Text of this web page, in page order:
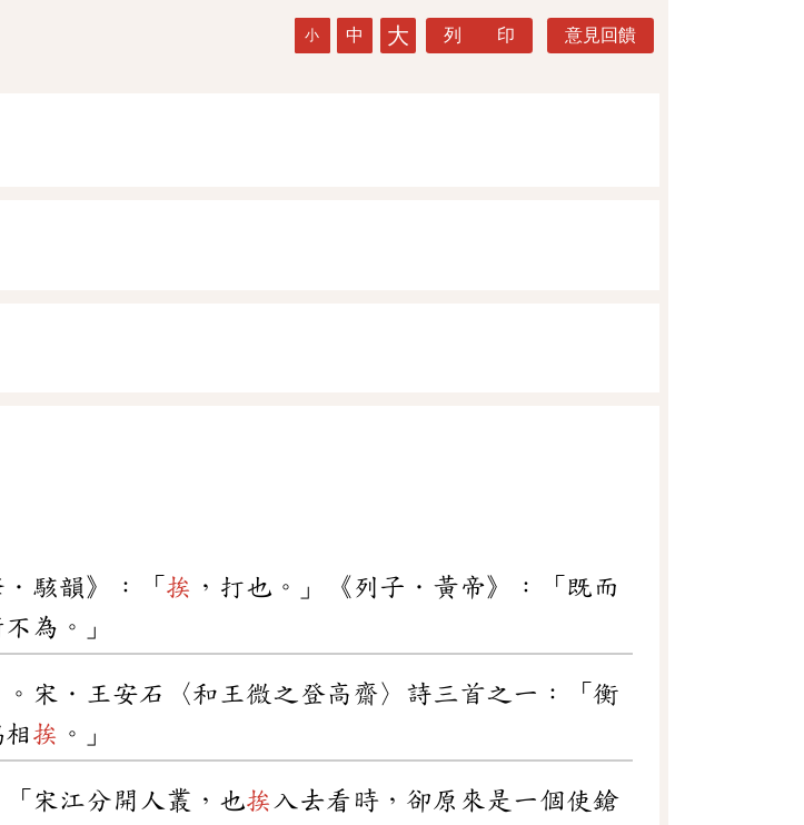
小 中 大 列 印 意見回饋
駭韻》：「 挨 ，打也。」《列子．黃帝》：「既而
為。」
。宋．王安石〈和王微之登高齋〉詩三首之一：「衡
挨 。」
宋江分開人叢，也挨 入去看時，卻原來是一個使鎗